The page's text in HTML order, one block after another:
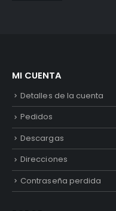
MI CUENTA
Detalles de la cuenta
Pedidos
Descargas
Direcciones
Contraseña perdida